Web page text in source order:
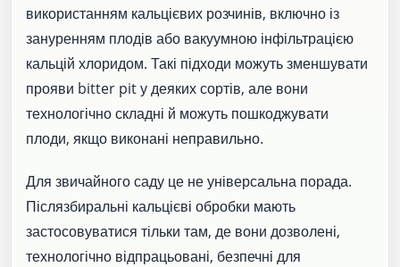
використанням кальцієвих розчинів, включно із
зануренням плодів або вакуумною інфільтрацією
кальцій хлоридом. Такі підходи можуть зменшувати
прояви bitter pit у деяких сортів, але вони
технологічно складні й можуть пошкоджувати
плоди, якщо виконані неправильно.
Для звичайного саду це не універсальна порада.
Післязбиральні кальцієві обробки мають
застосовуватися тільки там, де вони дозволені,
технологічно відпрацьовані, безпечні для